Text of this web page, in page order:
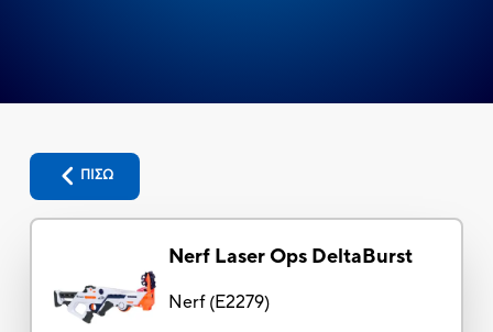
ΠΙΣΩ
Nerf Laser Ops DeltaBurst
Nerf(E2279)